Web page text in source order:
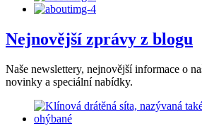
Nejnovější zprávy z blogu
Naše newslettery, nejnovější informace o
novinky a speciální nabídky.